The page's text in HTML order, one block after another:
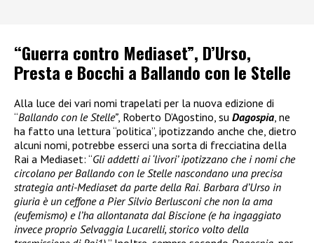
“Guerra contro Mediaset”, D’Urso,
Presta e Bocchi a Ballando con le Stelle
Alla luce dei vari nomi trapelati per la nuova edizione di
“Ballando con le Stelle”, Roberto D’Agostino, su Dagospia, ne
ha fatto una lettura “politica”, ipotizzando anche che, dietro
alcuni nomi, potrebbe esserci una sorta di frecciatina della
Rai a Mediaset: “Gli addetti ai ‘livori’ ipotizzano che i nomi che
circolano per Ballando con le Stelle nascondano una precisa
strategia anti-Mediaset da parte della Rai. Barbara d’Urso in
giuria è un ceffone a Pier Silvio Berlusconi che non la ama
(eufemismo) e l’ha allontanata dal Biscione (e ha ingaggiato
invece proprio Selvaggia Lucarelli, storico volto della